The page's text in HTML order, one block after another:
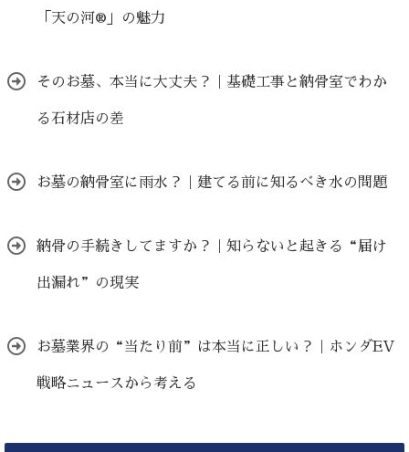
「天の河®」の魅力
そのお墓、本当に大丈夫？｜基礎工事と納骨室でわか
る石材店の差
お墓の納骨室に雨水？｜建てる前に知るべき水の問題
納骨の手続きしてますか？｜知らないと起きる“届け
出漏れ”の現実
お墓業界の“当たり前”は本当に正しい？｜ホンダEV
戦略ニュースから考える